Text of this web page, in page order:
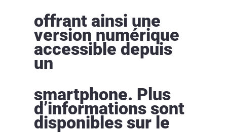
offrant ainsi une
version numérique
accessible depuis
un
smartphone. Plus
d’informations sont
disponibles sur le